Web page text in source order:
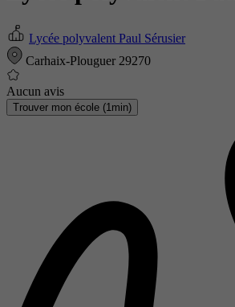
Lycée polyvalent Paul Sérusier
Carhaix-Plouguer 29270
Aucun avis
Trouver mon école (1min)